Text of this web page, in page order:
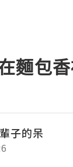
在麵包
子的呆